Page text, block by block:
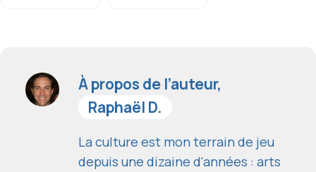
À propos de l’auteur,
Raphaël D.
La culture est mon terrain de jeu
depuis une dizaine d'années : arts